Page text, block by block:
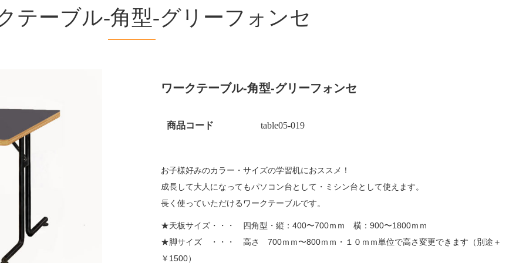
テーブル-角型-グリーフォンセ
ワークテーブル-角型-グリーフォンセ
商品コード table05-019
お子様好みのカラー・サイズの学習机におススメ！
成長して大人になってもパソコン台として・ミシン台として使えます。
長く使っていただけるワークテーブルです。
★天板サイズ・・・ 四角型・縦：400〜700ｍｍ 横：900〜1800ｍｍ
★脚サイズ ・・・ 高さ 700ｍｍ〜800ｍｍ・１０ｍｍ単位で高さ変更できます（別途＋
￥1500）